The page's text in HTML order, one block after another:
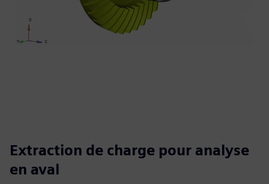
Extraction de charge pour analyse
en aval